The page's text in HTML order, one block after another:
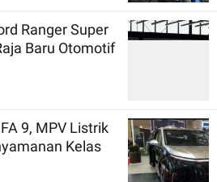
Ranger Super
Baru Otomotif
9, MPV Listrik
Kelas